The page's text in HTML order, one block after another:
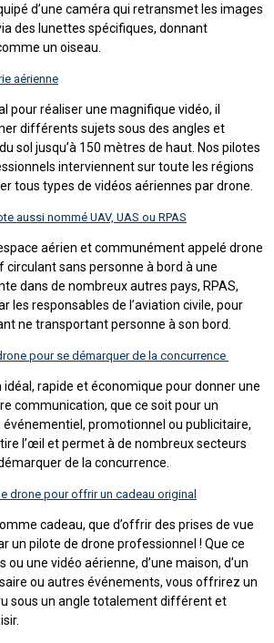
d’une caméra qui retransmet les images
des lunettes spécifiques, donnant
un oiseau.
aérienne
pour réaliser une magnifique vidéo, il
différents sujets sous des angles et
sol jusqu’à 150 mètres de haut. Nos pilotes
interviennent sur toute les régions
tous types de vidéos aériennes par drone.
aussi nommé UAV, UAS ou RPAS
aérien et communément appelé drone
circulant sans personne à bord à une
dans de nombreux autres pays, RPAS,
les responsables de l’aviation civile, pour
ne transportant personne à son bord.
pour se démarquer de la concurrence
idéal, rapide et économique pour donner une
communication, que ce soit pour un
promotionnel ou publicitaire,
l’œil et permet à de nombreux secteurs
de la concurrence.
drone pour offrir un cadeau original
cadeau, que d’offrir des prises de vue
un pilote de drone professionnel ! Que ce
une vidéo aérienne, d’une maison, d’un
ou autres événements, vous offrirez un
sous un angle totalement différent et